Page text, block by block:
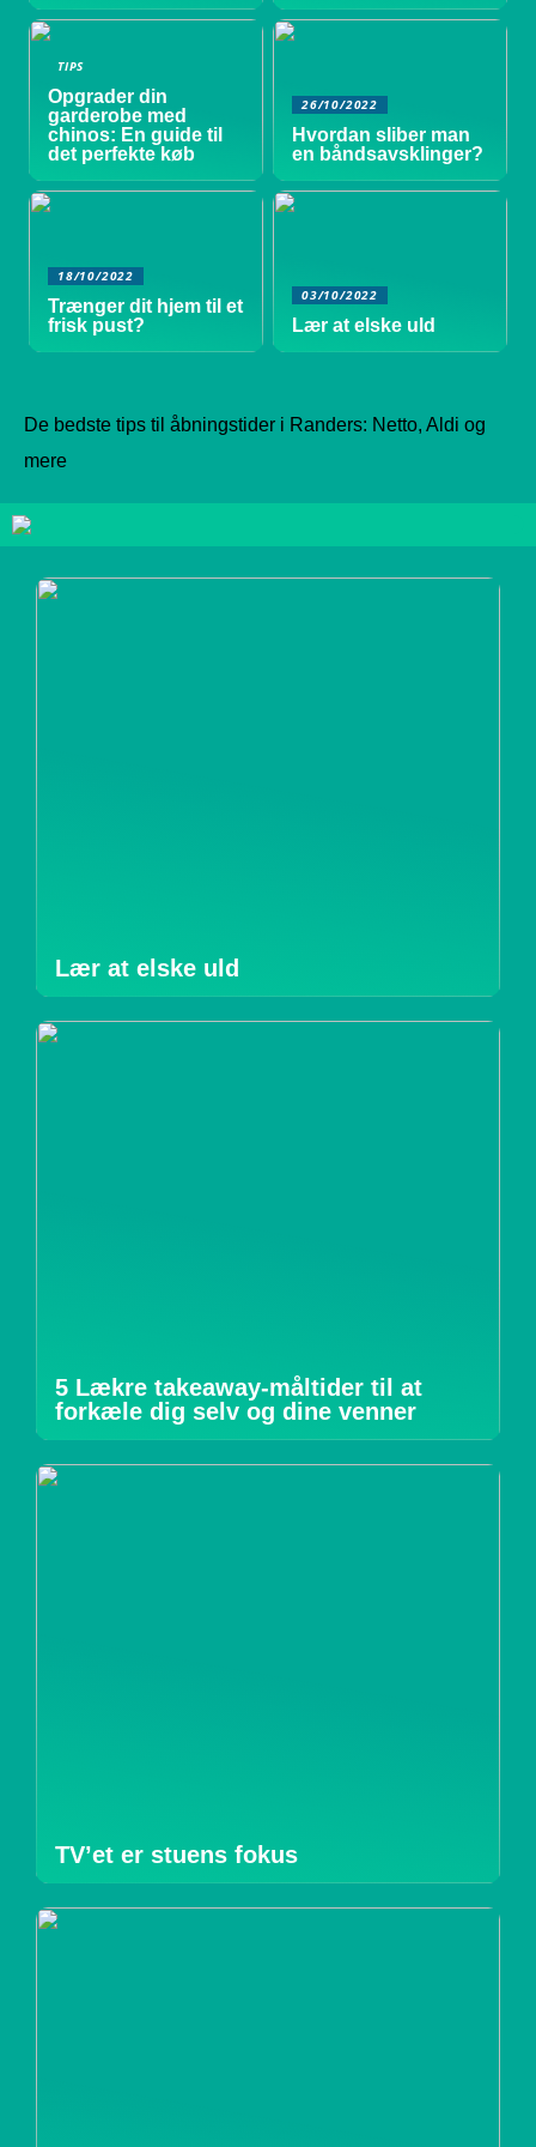
TIPS
Opgrader din
garderobe med
chinos: En guide til
det perfekte køb
26/10/2022
Hvordan sliber man
en båndsavsklinger?
18/10/2022
Trænger dit hjem til et
frisk pust?
03/10/2022
Lær at elske uld
De bedste tips til åbningstider i Randers: Netto, Aldi og
mere
Lær at elske uld
5 Lækre takeaway-måltider til at
forkæle dig selv og dine venner
TV’et er stuens fokus